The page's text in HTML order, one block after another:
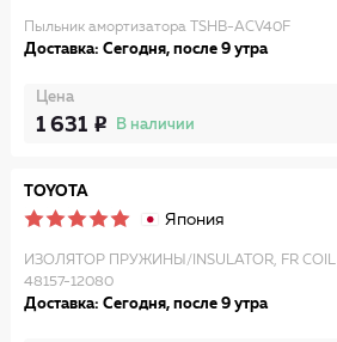
Пыльник амортизатора TSHB-ACV40F
Доставка: Сегодня, после 9 утра
Цена
1 631 В наличии
TOYOTA
Япония
ИЗОЛЯТОР ПРУЖИНЫ/INSULATOR, FR COIL
48157-12080
Доставка: Сегодня, после 9 утра